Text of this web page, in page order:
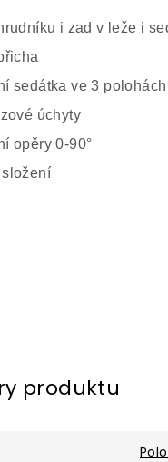
i zad v leže i
sedátka ve 3 polohách
úchyty
opěry 0-90°
složení
produktu